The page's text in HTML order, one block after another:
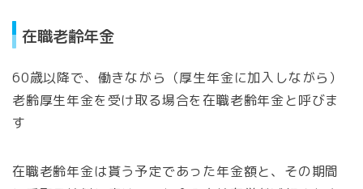
在職老齢年金
60歳以降で、働きながら（厚生年金に加入しながら）
老齢厚生年金を受け取る場合を在職老齢年金と呼びま
す
在職老齢年金は貰う予定であった年金額と、その期間